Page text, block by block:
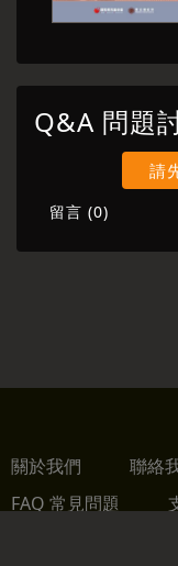
Q&A 問題
請
留言 (0)
關於我們 聯絡
FAQ 常見問題